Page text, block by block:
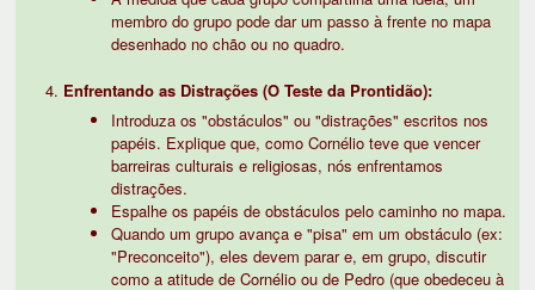
membro do grupo pode dar um passo à frente no mapa
desenhado no chão ou no quadro.
Enfrentando as Distrações (O Teste da Prontidão):
Introduza os "obstáculos" ou "distrações" escritos nos
papéis. Explique que, como Cornélio teve que vencer
barreiras culturais e religiosas, nós enfrentamos
distrações.
Espalhe os papéis de obstáculos pelo caminho no mapa.
Quando um grupo avança e "pisa" em um obstáculo (ex:
"Preconceito"), eles devem parar e, em grupo, discutir
como a atitude de Cornélio ou de Pedro (que obedeceu à